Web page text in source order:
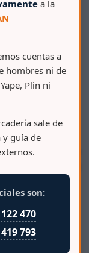
leo et nunc.
cursus quam
a la
cuentas a
hombres ni de
Plin ni
sale de
y guía de
son:
470
793